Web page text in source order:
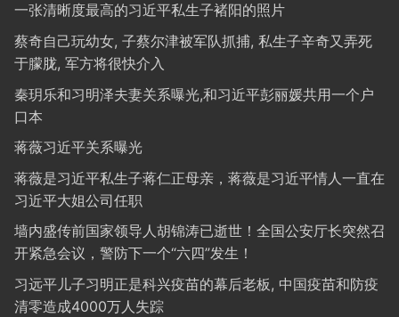
一张清晰度最高的习近平私生子褚阳的照片
蔡奇自己玩幼女, 子蔡尔津被军队抓捕, 私生子辛奇又弄死
于朦胧, 军方将很快介入
秦玥乐和习明泽夫妻关系曝光,和习近平彭丽媛共用一个户
口本
蒋薇习近平关系曝光
蒋薇是习近平私生子蒋仁正母亲，蒋薇是习近平情人一直在
习近平大姐公司任职
墙内盛传前国家领导人胡锦涛已逝世！全国公安厅长突然召
开紧急会议，警防下一个“六四”发生！
习远平儿子习明正是科兴疫苗的幕后老板, 中国疫苗和防疫
清零造成4000万人失踪